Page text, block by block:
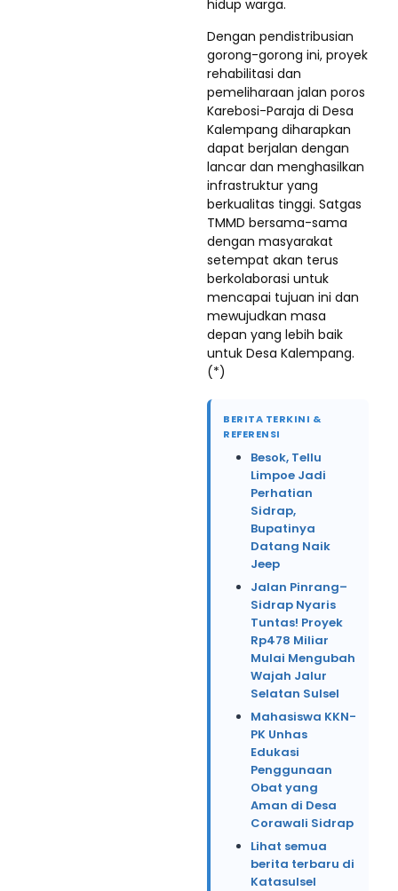
hidup warga.
Dengan pendistribusian
gorong-gorong ini, proyek
rehabilitasi dan
pemeliharaan jalan poros
Karebosi-Paraja di Desa
Kalempang diharapkan
dapat berjalan dengan
lancar dan menghasilkan
infrastruktur yang
berkualitas tinggi. Satgas
TMMD bersama-sama
dengan masyarakat
setempat akan terus
berkolaborasi untuk
mencapai tujuan ini dan
mewujudkan masa
depan yang lebih baik
untuk Desa Kalempang.
(*)
BERITA TERKINI &
REFERENSI
Besok, Tellu
Limpoe Jadi
Perhatian
Sidrap,
Bupatinya
Datang Naik
Jeep
Jalan Pinrang–
Sidrap Nyaris
Tuntas! Proyek
Rp478 Miliar
Mulai Mengubah
Wajah Jalur
Selatan Sulsel
Mahasiswa KKN-
PK Unhas
Edukasi
Penggunaan
Obat yang
Aman di Desa
Corawali Sidrap
Lihat semua
berita terbaru di
Katasulsel